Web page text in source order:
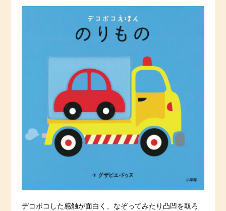
デコボコした感触が面白く、なぞってみたり凸凹を取ろ